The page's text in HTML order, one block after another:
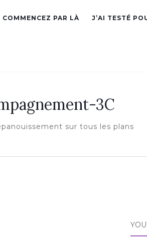
PAR LÀ J’AI TESTÉ
3C
sur tous les plans